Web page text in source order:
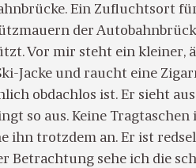
Ein Zufluchtsort
der
Vor mir steht ein kleiner,
Jacke und raucht eine
obdachlos ist. Er sieht
so aus. Keine
ihn trotzdem an. Er ist
Betrachtung sehe ich die